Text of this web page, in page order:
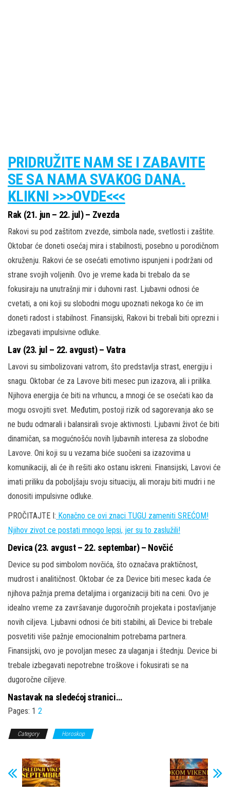
PRIDRUŽITE NAM SE I ZABAVITE
SE SA NAMA SVAKOG DANA.
KLIKNI >>>OVDE<<<
Rak (21. jun – 22. jul) – Zvezda
Rakovi su pod zaštitom zvezde, simbola nade, svetlosti i zaštite.
Oktobar će doneti osećaj mira i stabilnosti, posebno u porodičnom
okruženju. Rakovi će se osećati emotivno ispunjeni i podržani od
strane svojih voljenih. Ovo je vreme kada bi trebalo da se
fokusiraju na unutrašnji mir i duhovni rast. Ljubavni odnosi će
cvetati, a oni koji su slobodni mogu upoznati nekoga ko će im
doneti radost i stabilnost. Finansijski, Rakovi bi trebali biti oprezni i
izbegavati impulsivne odluke.
Lav (23. jul – 22. avgust) – Vatra
Lavovi su simbolizovani vatrom, što predstavlja strast, energiju i
snagu. Oktobar će za Lavove biti mesec pun izazova, ali i prilika.
Njihova energija će biti na vrhuncu, a mnogi će se osećati kao da
mogu osvojiti svet. Međutim, postoji rizik od sagorevanja ako se
ne budu odmarali i balansirali svoje aktivnosti. Ljubavni život će biti
dinamičan, sa mogućnošću novih ljubavnih interesa za slobodne
Lavove. Oni koji su u vezama biće suočeni sa izazovima u
komunikaciji, ali će ih rešiti ako ostanu iskreni. Finansijski, Lavovi će
imati priliku da poboljšaju svoju situaciju, ali moraju biti mudri i ne
donositi impulsivne odluke.
PROČITAJTE I: Konačno ce ovi znaci TUGU zameniti SREĆOM!
Njihov zivot ce postati mnogo lepsi, jer su to zaslužili!
Devica (23. avgust – 22. septembar) – Novčić
Device su pod simbolom novčića, što označava praktičnost,
mudrost i analitičnost. Oktobar će za Device biti mesec kada će
njihova pažnja prema detaljima i organizaciji biti na ceni. Ovo je
idealno vreme za završavanje dugoročnih projekata i postavljanje
novih ciljeva. Ljubavni odnosi će biti stabilni, ali Device bi trebale
posvetiti više pažnje emocionalnim potrebama partnera.
Finansijski, ovo je povoljan mesec za ulaganja i štednju. Device bi
trebale izbegavati nepotrebne troškove i fokusirati se na
dugoročne ciljeve.
Nastavak na sledećoj stranici…
Pages: 1 2
Category Horoskop